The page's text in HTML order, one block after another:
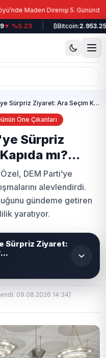
Direnişi 5. Gününde: Alagöz
| Bitcoin:
CHP'den DEM Parti'ye Sürpriz Ziyaret: Ara Seçim Kapıda mı?...
Öne Çıkanları
Sürpriz
mı?...
DEM Parti’ye
alevlendirdi.
gündeme getiren
yaratıyor.
Sürpriz Ziyaret:
09.08.2026 14:34)